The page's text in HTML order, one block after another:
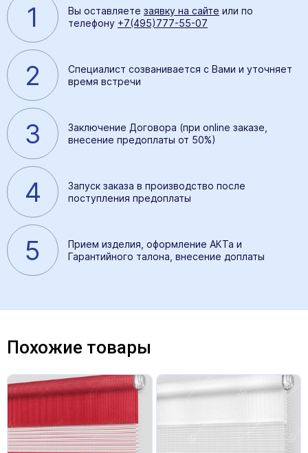
1 Вы оставляете заявку на сайте или по
телефону +7(495)777-55-07
2
Специалист созванивается с Вами и уточняет
время встречи
3
Заключение Договора (при online заказе,
внесение предоплаты от 50%)
4
Запуск заказа в производство после
поступления предоплаты
5
Прием изделия, оформление АКТа и
Гарантийного талона, внесение доплаты
Похожие товары